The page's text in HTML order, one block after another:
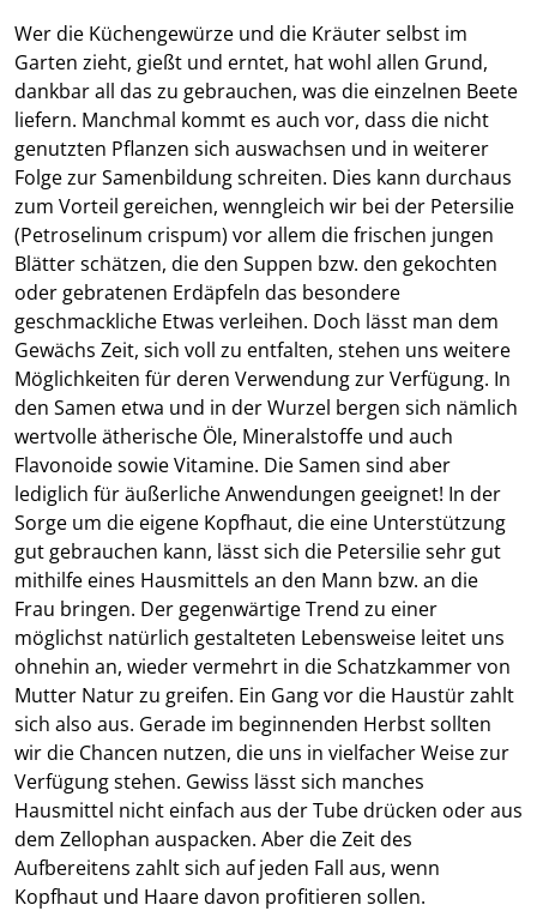
Wer die Küchengewürze und die Kräuter selbst im
Garten zieht, gießt und erntet, hat wohl allen Grund,
dankbar all das zu gebrauchen, was die einzelnen Beete
liefern. Manchmal kommt es auch vor, dass die nicht
genutzten Pflanzen sich auswachsen und in weiterer
Folge zur Samenbildung schreiten. Dies kann durchaus
zum Vorteil gereichen, wenngleich wir bei der Petersilie
(Petroselinum crispum) vor allem die frischen jungen
Blätter schätzen, die den Suppen bzw. den gekochten
oder gebratenen Erdäpfeln das besondere
geschmackliche Etwas verleihen. Doch lässt man dem
Gewächs Zeit, sich voll zu entfalten, stehen uns weitere
Möglichkeiten für deren Verwendung zur Verfügung. In
den Samen etwa und in der Wurzel bergen sich nämlich
wertvolle ätherische Öle, Mineralstoffe und auch
Flavonoide sowie Vitamine. Die Samen sind aber
lediglich für äußerliche Anwendungen geeignet! In der
Sorge um die eigene Kopfhaut, die eine Unterstützung
gut gebrauchen kann, lässt sich die Petersilie sehr gut
mithilfe eines Hausmittels an den Mann bzw. an die
Frau bringen. Der gegenwärtige Trend zu einer
möglichst natürlich gestalteten Lebensweise leitet uns
ohnehin an, wieder vermehrt in die Schatzkammer von
Mutter Natur zu greifen. Ein Gang vor die Haustür zahlt
sich also aus. Gerade im beginnenden Herbst sollten
wir die Chancen nutzen, die uns in vielfacher Weise zur
Verfügung stehen. Gewiss lässt sich manches
Hausmittel nicht einfach aus der Tube drücken oder aus
dem Zellophan auspacken. Aber die Zeit des
Aufbereitens zahlt sich auf jeden Fall aus, wenn
Kopfhaut und Haare davon profitieren sollen.